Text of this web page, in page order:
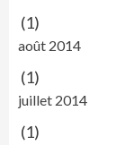
(1)
août 2014
(1)
juillet 2014
(1)